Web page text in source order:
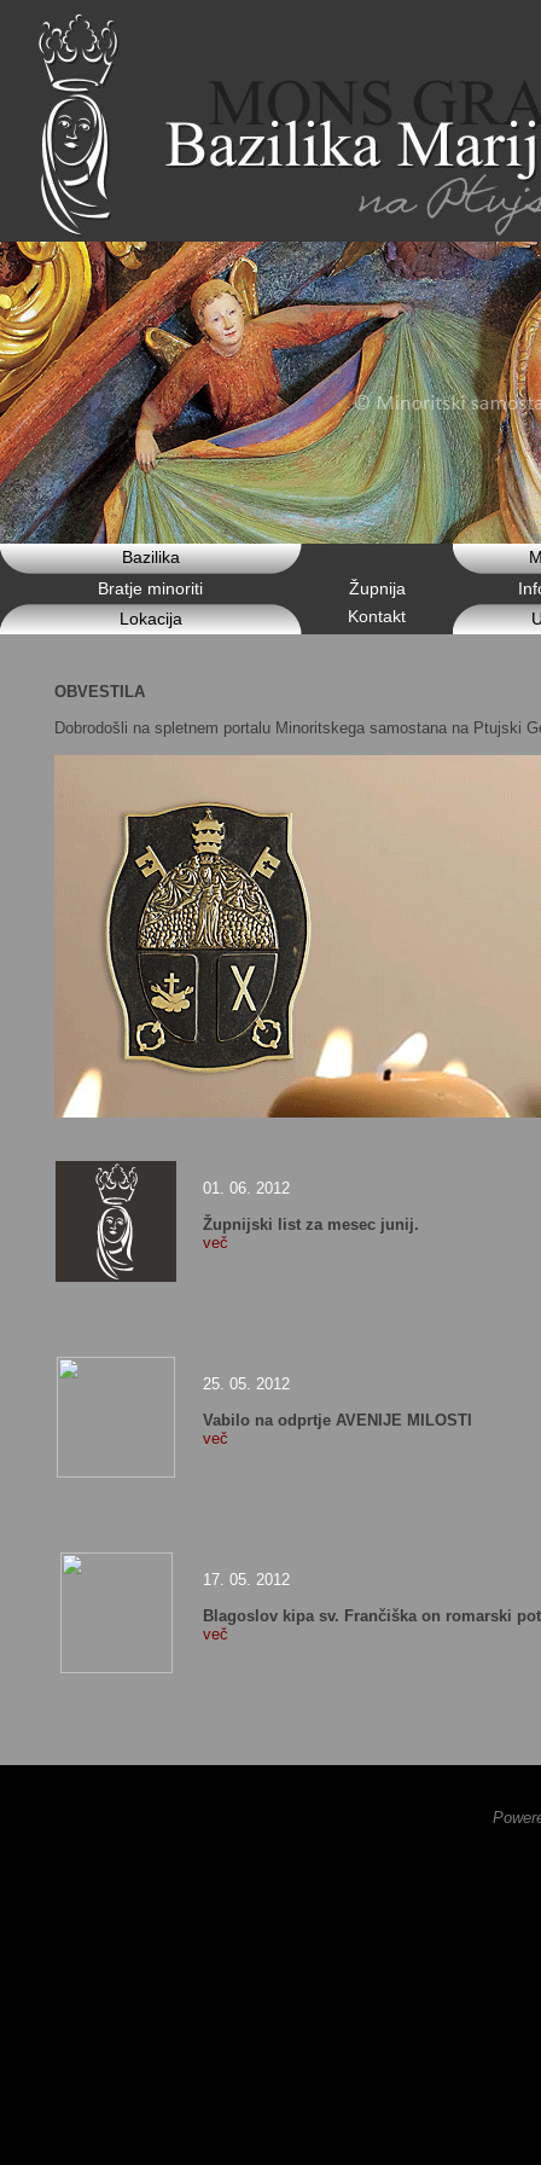
Bazilika
Bratje minoriti
Župnija
Lokacija
Kontakt
OBVESTILA
Dobrodošli na spletnem portalu Minoritskega samostana na Ptujski
01. 06. 2012
Župnijski list za mesec junij.
več
25. 05. 2012
Vabilo na odprtje AVENIJE MILOSTI
več
17. 05. 2012
Blagoslov kipa sv. Frančiška on romarski
več